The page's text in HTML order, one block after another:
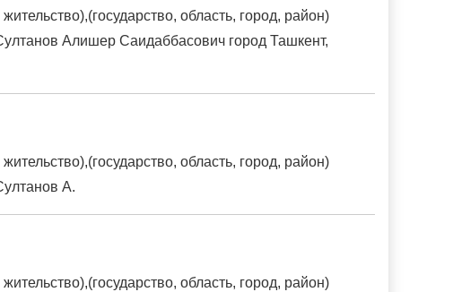
область, город, район)
Алишер Саидаббасович город Ташкент,
область, город, район)
А.
область, город, район)